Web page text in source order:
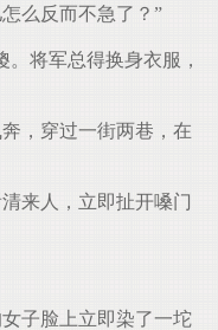
么反而不急了？”
将军总得换身衣服，
，穿过一街两巷，在
来人，立即扯开嗓门
子脸上立即染了一坨